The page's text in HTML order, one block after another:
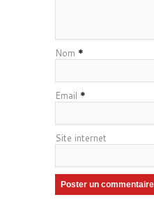
Nom *
Email *
Site internet